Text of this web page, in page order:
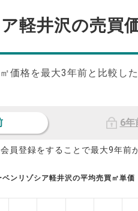
軽井沢の売買
価格を最大3年前と比較し
6年
会員登録をすることで最大9年前
ベンリゾシア軽井沢の平均売買㎡単価